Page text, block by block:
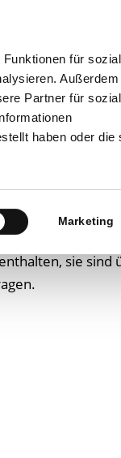
für
Außerdem
Partner für
haben oder die
Marketing
dar. Sie
Einzelfall
nicht an
sie sind